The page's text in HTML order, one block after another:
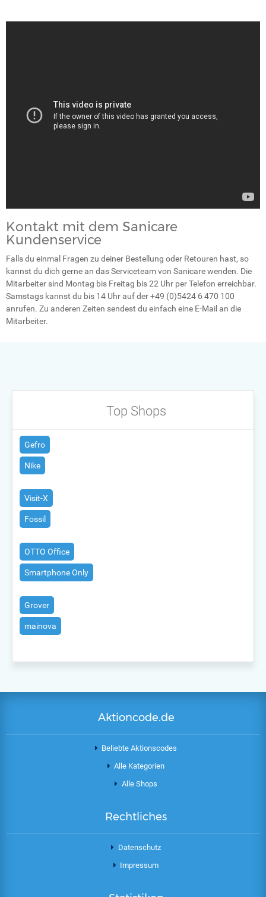
Kontakt mit dem Sanicare
Kundenservice
Falls du einmal Fragen zu deiner Bestellung oder Retouren hast, so
kannst du dich gerne an das Serviceteam von Sanicare wenden. Die
Mitarbeiter sind Montag bis Freitag bis 22 Uhr per Telefon erreichbar.
Samstags kannst du bis 14 Uhr auf der +49 (0)5424 6 470 100
anrufen. Zu anderen Zeiten sendest du einfach eine E-Mail an die
Mitarbeiter.
Top Shops
Gefro
Nike
Visit-X
Fossil
OTTO Office
Smartphone Only
Grover
mainova
Aktioncode.de
Beliebte Aktionscodes
Alle Kategorien
Alle Shops
Rechtliches
Datenschutz
Impressum